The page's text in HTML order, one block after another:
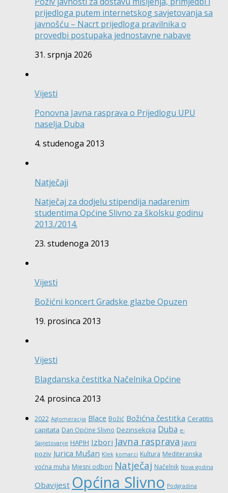
prijedloga putem internetskog savjetovanja sa
javnošću – Nacrt prijedloga pravilnika o
provedbi postupaka jednostavne nabave
31. srpnja 2026
Vijesti
Ponovna Javna rasprava o Prijedlogu UPU
naselja Duba
4. studenoga 2013
Natječaji
Natječaj za dodjelu stipendija nadarenim
studentima Općine Slivno za školsku godinu
2013./2014.
23. studenoga 2013
Vijesti
Božićni koncert Gradske glazbe Opuzen
19. prosinca 2013
Vijesti
Blagdanska čestitka Načelnika Općine
24. prosinca 2013
2022 Aglomeracija Blace Božić Božićna čestitka Ceratitis
capitata Dan Općine Slivno Dezinsekcija Duba e-
Savjetovanje HAPIH Izbori Javna rasprava Javni
poziv Jurica Mušan Klek komarci Kultura Mediteranska
voćna muha Mjesni odbori Natječaj Načelnik Nova godina
Obavijest Općina Slivno Podgradina